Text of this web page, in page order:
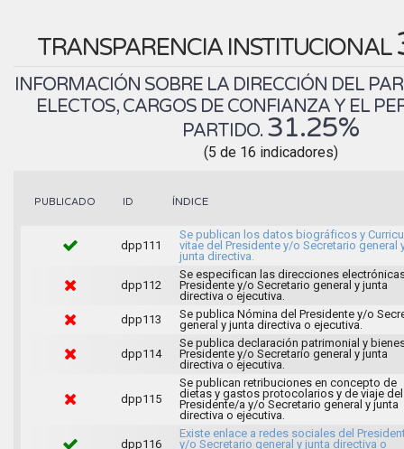
TRANSPARENCIA INSTITUCIONAL
INFORMACIÓN SOBRE LA DIRECCIÓN DEL
ELECTOS, CARGOS DE CONFIANZA Y EL
PARTIDO. 31.25%
(5 de 16 indicadores)
PUBLICADO ID ÍNDICE
dpp111
Se publican los datos biográficos y
vitae del Presidente y/o Secretario general
junta directiva.
dpp112
Se especifican las direcciones
Presidente y/o Secretario general y junta
directiva o ejecutiva.
dpp113
Se publica Nómina del Presidente y/o
general y junta directiva o ejecutiva.
dpp114
Se publica declaración patrimonial y
Presidente y/o Secretario general y junta
directiva o ejecutiva.
dpp115
Se publican retribuciones en concepto de
dietas y gastos protocolarios y de viaje del
Presidente/a y/o Secretario general y junta
directiva o ejecutiva.
dpp116
Existe enlace a redes sociales del
y/o Secretario general y junta directiva o